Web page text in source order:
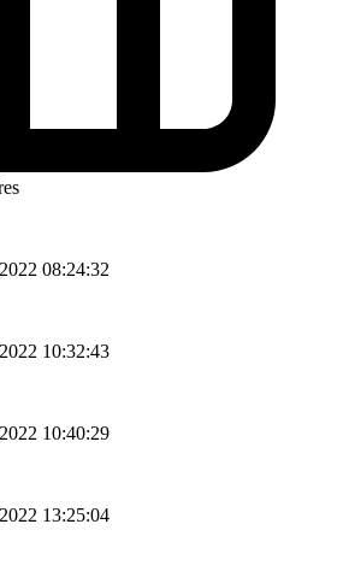
08:24:32
10:32:43
10:40:29
13:25:04